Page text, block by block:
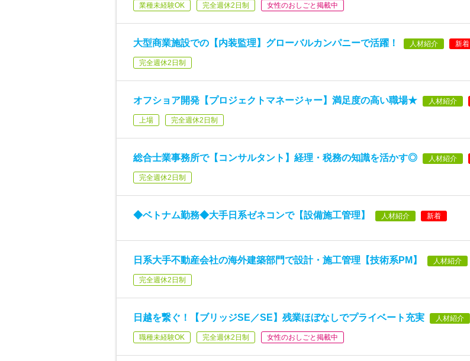
業種未経験OK 完全週休2日制 女性のおしごと掲載中
大型商業施設での【内装監理】グローバルカンパニーで活躍！ 人材紹介 新着
完全週休2日制
オフショア開発【プロジェクトマネージャー】満足度の高い職場★ 人材紹介
上場 完全週休2日制
総合士業事務所で【コンサルタント】経理・税務の知識を活かす◎ 人材紹介
完全週休2日制
◆ベトナム勤務◆大手日系ゼネコンで【設備施工管理】 人材紹介 新着
日系大手不動産会社の海外建築部門で設計・施工管理【技術系PM】 人材紹介
完全週休2日制
日越を繋ぐ！【ブリッジSE／SE】残業ほぼなしでプライベート充実 人材紹介
職種未経験OK 完全週休2日制 女性のおしごと掲載中